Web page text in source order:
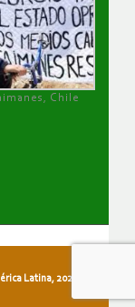
Chile
Latina, 2026